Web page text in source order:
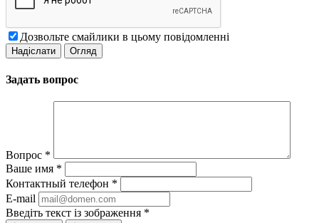
Дозвольте смайлики в цьому повідомленні
Задать вопрос
Вопрос *
Ваше имя *
Контактный телефон *
E-mail
Введіть текст із зображення *